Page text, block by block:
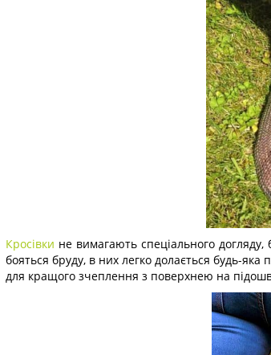
Кросівки не вимагають спеціального
бояться бруду, в них легко долається будь-яка
для кращого зчеплення з поверхнею на